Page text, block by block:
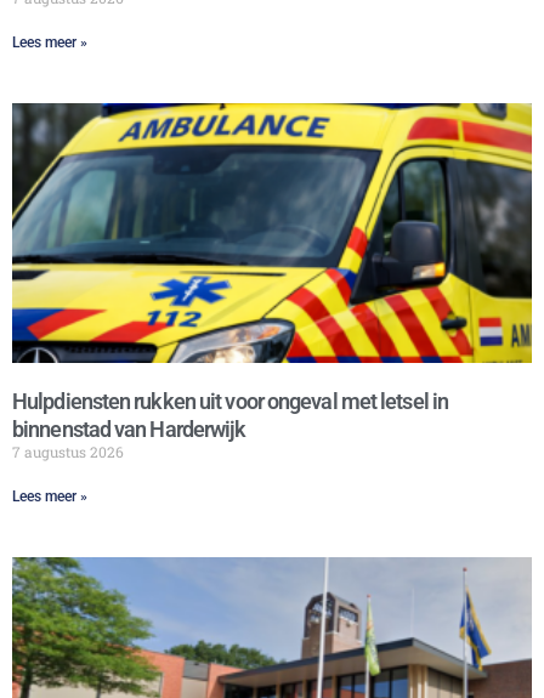
Lees meer »
Hulpdiensten rukken uit voor ongeval met letsel in
binnenstad van Harderwijk
7 augustus 2026
Lees meer »